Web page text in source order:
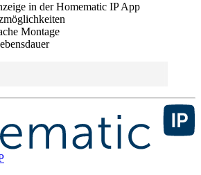
in der Homematic IP App
Montage